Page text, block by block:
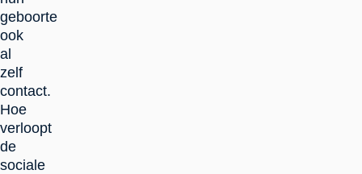
geboorte
ook
al
zelf
contact.
Hoe
verloopt
de
sociale